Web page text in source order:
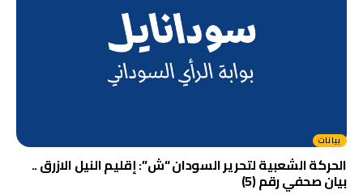
بيانات
الحركة الشعبية لتحرير السودان “ش”: إقليم النيل الازرق ..
بيان صحفي رقم (5)